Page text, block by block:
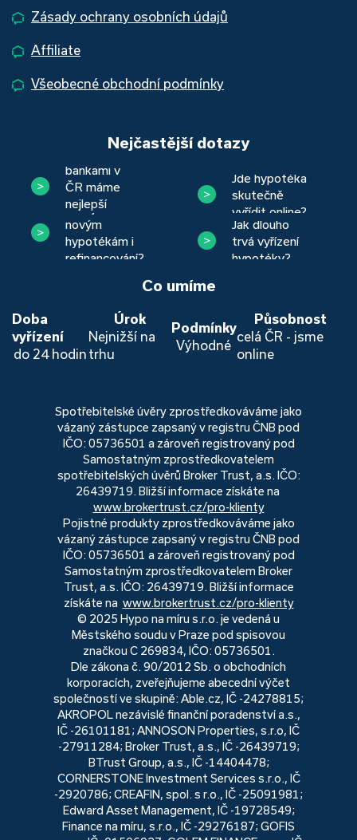
Zásady ochrany osobních údajů
Affiliate
Všeobecné obchodní podmínky
Nejčastější dotazy
Se kterými
bankami v
ČR máme
nejlepší
zkušenost?
Jde hypotéka
skutečně
vyřídit online?
Věnujete se
novým
hypotékám i
refinancování?
Jak dlouho
trvá vyřízení
hypotéky?
Co umíme
Doba
vyřízení
do 24 hodin
Úrok
Nejnižší na
trhu
Podmínky
Výhodné
Působnost
celá ČR - jsme
online
Spotřebitelské úvěry zprostředkováváme jako
vázaný zástupce zapsaný v registru ČNB pod
IČO: 05736501 a zároveň registrovaný pod
Samostatným zprostředkovatelem
spotřebitelských úvěrů Broker Trust, a.s. IČO:
26439719. Bližší informace získáte na
www.brokertrust.cz/pro-klienty
Pojistné produkty zprostředkováváme jako
vázaný zástupce zapsaný v registru ČNB pod
IČO: 05736501 a zároveň registrovaný pod
Samostatným zprostředkovatelem Broker
Trust, a.s. IČO: 26439719. Bližší informace
získáte na www.brokertrust.cz/pro-klienty
© 2025 Hypo na míru s.r.o. je vedená u
Městského soudu v Praze pod spisovou
značkou C 269834, IČO: 05736501.
Dle zákona č. 90/2012 Sb. o obchodních
korporacích, zveřejňujeme abecední výčet
společností ve skupině: Able.cz, IČ -24278815;
AKROPOL nezávislé finanční poradenství a.s.,
IČ -26101181; ANNOSON Properties, s.r.o, IČ
-27911284; Broker Trust, a.s., IČ -26439719;
BTrust Group, a.s., IČ -14404478;
CORNERSTONE Investment Services s.r.o., IČ
-2920786; CREAFIN, spol. s r.o., IČ -25091981;
Edward Asset Management, IČ -19728549;
Finance na míru, s.r.o., IČ -29276187; GOFIS